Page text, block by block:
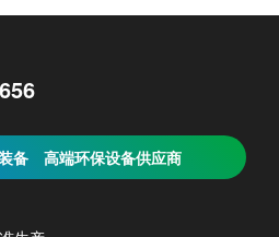
备 高端环保设备供应商